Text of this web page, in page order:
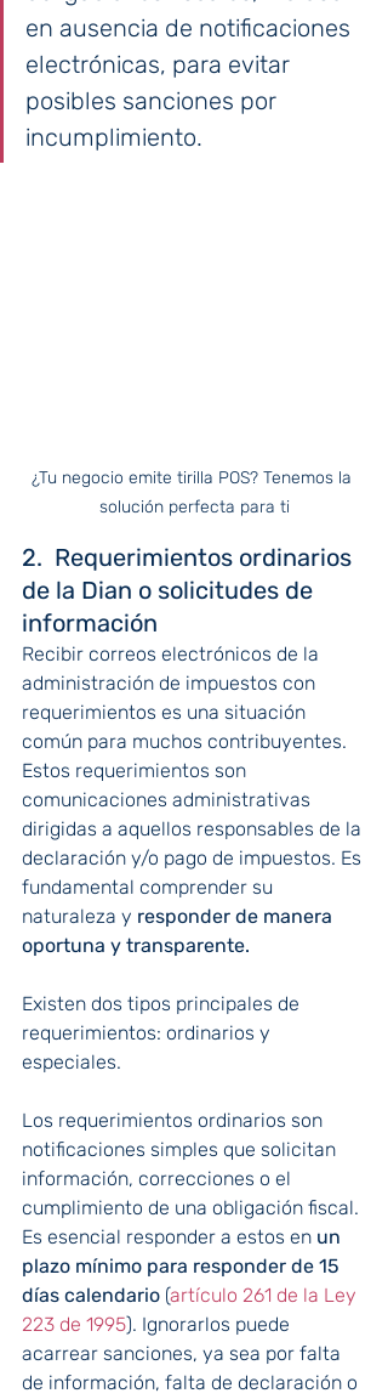
en ausencia de notificaciones
electrónicas, para evitar
posibles sanciones por
incumplimiento.
¿Tu negocio emite tirilla POS? Tenemos la
solución perfecta para ti
2.  Requerimientos ordinarios
de la Dian o solicitudes de
información
Recibir correos electrónicos de la
administración de impuestos con
requerimientos es una situación
común para muchos contribuyentes.
Estos requerimientos son
comunicaciones administrativas
dirigidas a aquellos responsables de la
declaración y/o pago de impuestos. Es
fundamental comprender su
naturaleza y responder de manera
oportuna y transparente.
Existen dos tipos principales de
requerimientos: ordinarios y
especiales.
Los requerimientos ordinarios son
notificaciones simples que solicitan
información, correcciones o el
cumplimiento de una obligación fiscal.
Es esencial responder a estos en un
plazo mínimo para responder de 15
días calendario (artículo 261 de la Ley
223 de 1995). Ignorarlos puede
acarrear sanciones, ya sea por falta
de información, falta de declaración o